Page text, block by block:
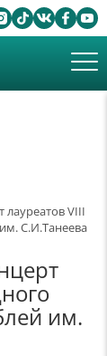
лауреатов VIII
С.И.Танеева
им.